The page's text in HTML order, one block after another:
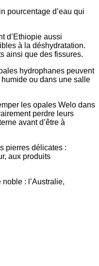
pourcentage d’eau qui
d’Ethiopie aussi
à la déshydratation.
ainsi que des fissures.
hydrophanes peuvent
ou dans une salle
les opales Welo dans
perdre leurs
avant d’être à
pierres délicates :
aux produits
: l’Australie,